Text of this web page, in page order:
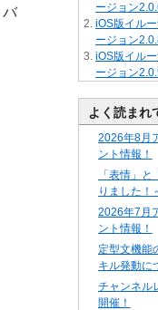
バ
ージョン
iOS版イル
ージョン
iOS版イル
ージョン
よく読まれ
2026年8月
ント情報！
「表情」
りました！
2026年7月
ント情報！
定型文機能
キル発動に
チャンネル
開催！